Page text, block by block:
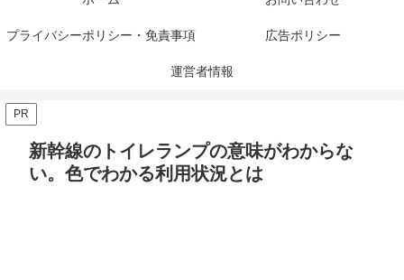
プライバシーポリシー・免責事項 広告ポリシー
運営者情報
PR
新幹線のトイレランプの意味がわからな
い。色でわかる利用状況とは